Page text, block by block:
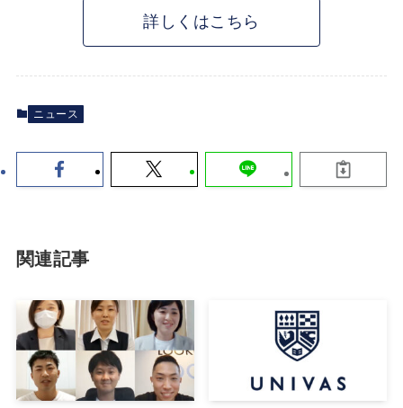
詳しくはこちら
ニュース
関連記事